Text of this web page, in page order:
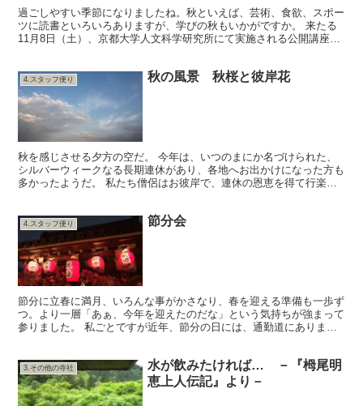
過ごしやすい季節になりましたね。秋といえば、芸術、食欲、スポー
ツに読書といろいろありますが、学びの秋もいかがですか。 来たる
11月8日（土）、京都大学人文科学研究所にて実施される公開講座の
4.スタッフ便り 秋の風景 秋桜と彼岸花
秋を感じさせる夕方の空だ。 今年は、いつのまにか名づけられた、
シルバーウィークなる長期連休があり、各地へお出かけになった方も
多かったようだ。 私たち僧侶はお彼岸で、連休の恩恵を得て行楽に
4.スタッフ便り 節分会
節分に立春に満月、いろんな事がかさなり、春を迎える準備も一歩ず
つ。より一層「あぁ、今年を迎えたのだな」という気持ちが強まって
参りました。 私ごとですが近年、節分の日には、通勤道にあります
3.その他の寺社
水が飲みたければ… －『栂尾明
恵上人伝記』より－